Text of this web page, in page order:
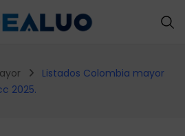
Listados Colombia mayor
2025.